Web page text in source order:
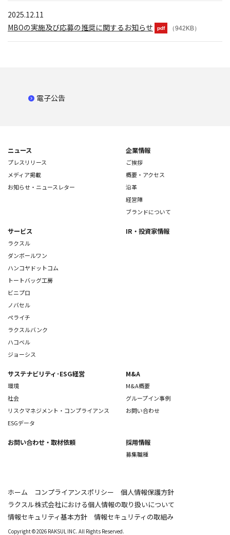
2025.12.11
MBOの実施及び応募の推奨に関するお知らせ
pdf （942KB）
電子公告
ニュース
プレスリリース
メディア掲載
お知らせ・ニュースレター
企業情報
ご挨拶
概要・アクセス
沿革
経営陣
ブランドについて
サービス
ラクスル
ダンボールワン
ハンコヤドットコム
トートバッグ工房
ビニプロ
ノバセル
ペライチ
ラクスルバンク
ハコベル
ジョーシス
IR・投資家情報
サステナビリティ･ESG経営
環境
社会
リスクマネジメント・コンプライアンス
ESGデータ
M&A
M&A概要
グループイン事例
お問い合わせ
お問い合わせ ・取材依頼 採用情報
募集職種
ホーム コンプライアンスポリシー
個人情報保護方針
ラクスル株式会社における個人情報の取り扱いについて
情報セキュリティ基本方針
情報セキュリティの取組み
Copyright © 2026 RAKSUL INC. All Rights Reserved.